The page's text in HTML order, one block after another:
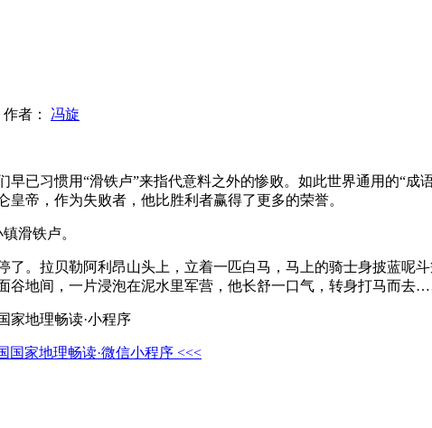
作者： 冯旋
早已习惯用“滑铁卢”来指代意料之外的惨败。如此世界通用的“
皇帝，作为失败者，他比胜利者赢得了更多的荣誉。
滑铁卢。
了。拉贝勒阿利昂山头上，立着一匹白马，马上的骑士身披蓝
谷地间，一片浸泡在泥水里军营，他长舒一口气，转身打马而去
国家地理畅读·微信小程序 <<<